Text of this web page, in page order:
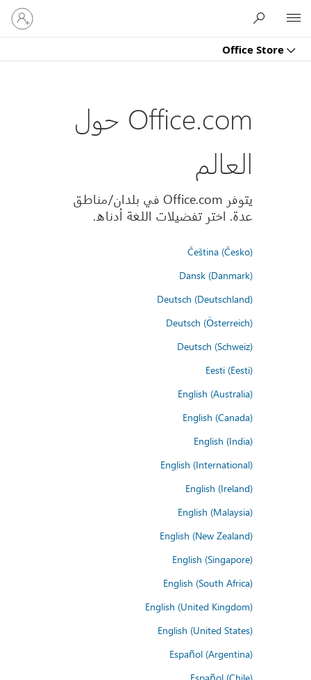
Office Store
تسجيل
الدخول
إلى
Office.com حول
العالم
يتوفر Office.com في بلدان/مناطق
عدة. اختر تفضيلات اللغة أدناه.
Čeština (Česko)
Dansk (Danmark)
Deutsch (Deutschland)
Deutsch (Österreich)
Deutsch (Schweiz)
Eesti (Eesti)
English (Australia)
English (Canada)
English (India)
English (International)
English (Ireland)
English (Malaysia)
English (New Zealand)
English (Singapore)
English (South Africa)
English (United Kingdom)
English (United States)
Español (Argentina)
Español (Chile)